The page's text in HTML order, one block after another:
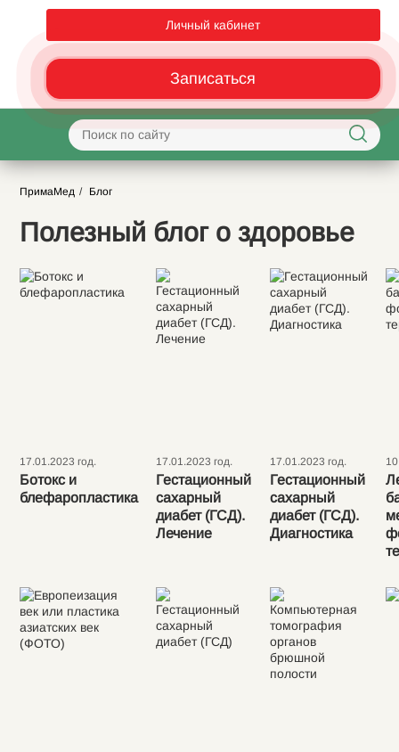
Личный кабинет
Записаться
ПримаМед Блог
Полезный блог о здоровье
17.01.2023 год.
Ботокс и
блефаропластика
17.01.2023 год.
Гестационный
сахарный
диабет (ГСД).
Лечение
17.01.2023 год.
Гестационный
сахарный
диабет (ГСД).
Диагностика